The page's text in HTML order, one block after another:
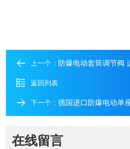
上一个： 防爆电动套筒调节阀 进口电
返回列表
下一个： 德国进口防爆电动单座调节阀 进口不锈
在线留言